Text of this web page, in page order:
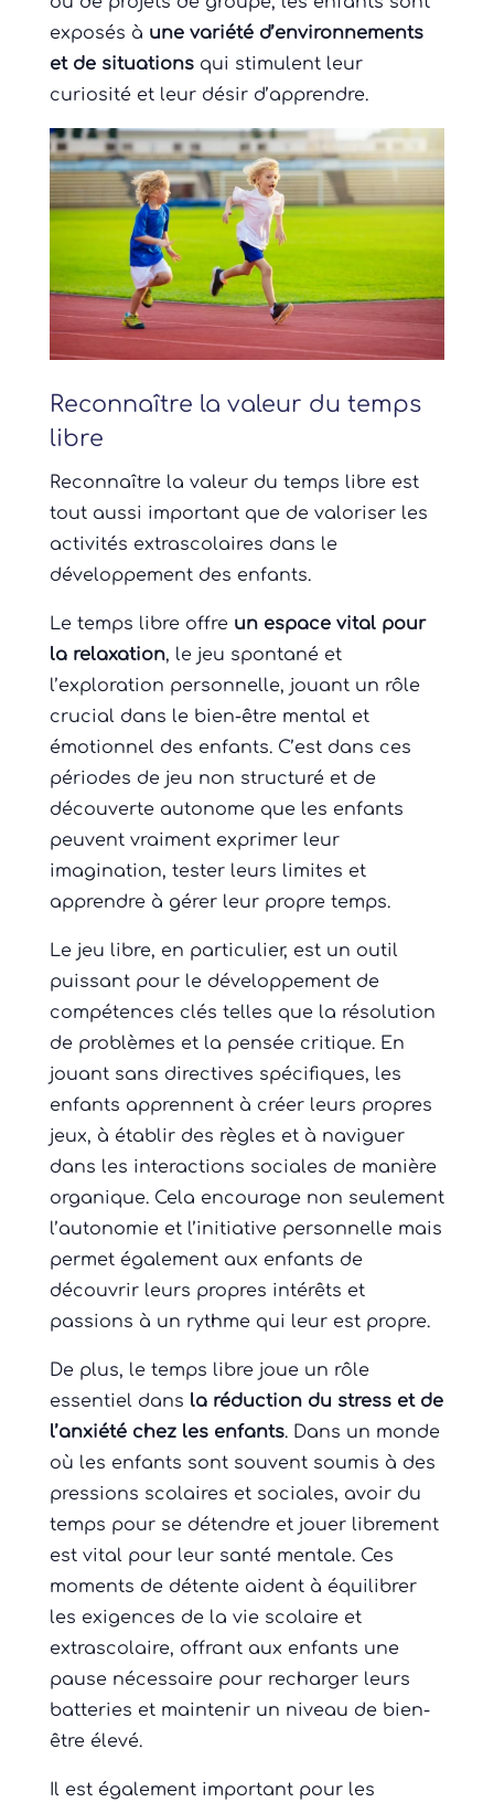
exposés à une variété d’environnements
et de situationsqui stimulent leur
curiosité et leur désir d’apprendre.
Reconnaître la valeur du temps
libre
Reconnaître la valeur du temps libre est
tout aussi important que de valoriser les
activités extrascolaires dans le
développement des enfants.
Le temps libre offre un espace vital pour
la relaxation, le jeu spontané et
l’exploration personnelle, jouant un rôle
crucial dans le bien-être mental et
émotionnel des enfants. C’est dans ces
périodes de jeu non structuré et de
découverte autonome que les enfants
peuvent vraiment exprimer leur
imagination, tester leurs limites et
apprendre à gérer leur propre temps.
Le jeu libre, en particulier, est un outil
puissant pour le développement de
compétences clés telles que la résolution
de problèmes et la pensée critique. En
jouant sans directives spécifiques, les
enfants apprennent à créer leurs propres
jeux, à établir des règles et à naviguer
dans les interactions sociales de manière
organique. Cela encourage non seulement
l’autonomie et l’initiative personnelle mais
permet également aux enfants de
découvrir leurs propres intérêts et
passions à un rythme qui leur est propre.
De plus, le temps libre joue un rôle
essentiel dans la réduction du stress et de
l’anxiété chez les enfants. Dans un monde
où les enfants sont souvent soumis à des
pressions scolaires et sociales, avoir du
temps pour se détendre et jouer librement
est vital pour leur santé mentale. Ces
moments de détente aident à équilibrer
les exigences de la vie scolaire et
extrascolaire, offrant aux enfants une
pause nécessaire pour recharger leurs
batteries et maintenir un niveau de bien-
être élevé.
Il est également important pour les